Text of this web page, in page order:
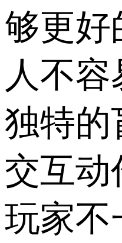
够更好
人不
独特的
交互动
玩家不